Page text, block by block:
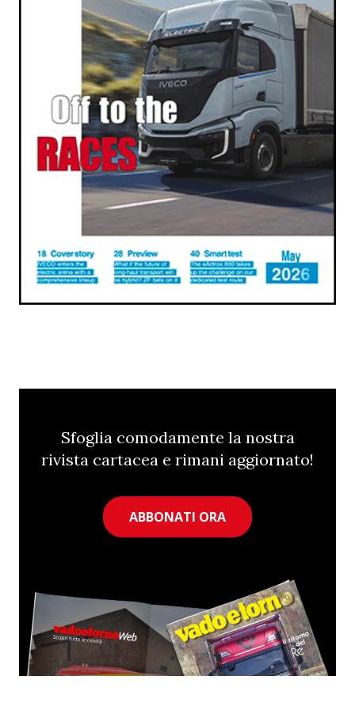
Sfoglia comodamente la nostra
rivista cartacea e rimani aggiornato!
ABBONATI ORA